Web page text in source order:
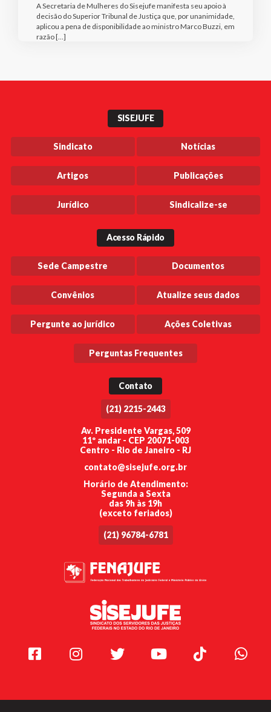
A Secretaria de Mulheres do Sisejufe manifesta seu apoio à
decisão do Superior Tribunal de Justiça que, por unanimidade,
aplicou a pena de disponibilidade ao ministro Marco Buzzi, em
razão […]
SISEJUFE
Sindicato Notícias
Artigos Publicações
Jurídico Sindicalize-se
Acesso Rápido
Sede Campestre Documentos
Convênios Atualize seus dados
Pergunte ao jurídico Ações Coletivas
Perguntas Frequentes
Contato
(21) 2215-2443
Av. Presidente Vargas, 509
11º andar - CEP 20071-003
Centro - Rio de Janeiro - RJ
contato@sisejufe.org.br
Horário de Atendimento:
Segunda a Sexta
das 9h às 19h
(exceto feriados)
(21) 96784-6781
Facebook Instagram Twitter Youtube TikTok